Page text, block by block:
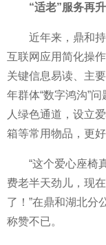
“适老”服务再
近年来，鼎和
互联网应用简化操
关键信息易读、主
年群体“数字鸿沟”
人绿色通道，设立
箱等常用物品，更
“这个爱心座椅
费老半天劲儿，现
了！”在鼎和湖北分
称赞不已。